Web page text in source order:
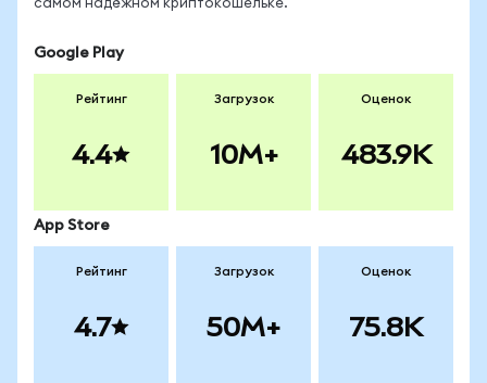
самом надёжном криптокошельке.
Google Play
Рейтинг
4.4
Загрузок
10M+
Оценок
483.9K
App Store
Рейтинг
4.7
Загрузок
50M+
Оценок
75.8K